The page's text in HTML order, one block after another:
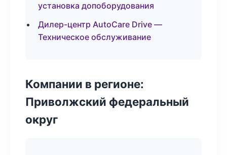
установка допоборудования
Дилер-центр AutoCare Drive —
Техническое обслуживание
Компании в регионе:
Приволжский федеральный
округ